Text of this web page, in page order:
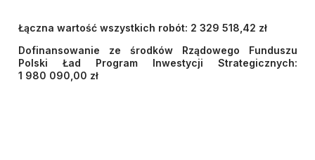
Łączna wartość wszystkich robót: 2 329 518,42 zł
Dofinansowanie ze środków Rządowego Funduszu
Polski Ład Program Inwestycji Strategicznych:
1 980 090,00 zł